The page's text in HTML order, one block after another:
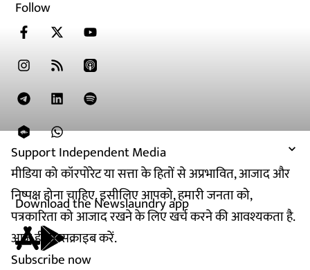
Support Independent Media
मीडिया को कॉरपोरेट या सत्ता के हितों से अप्रभावित, आजाद और
निष्पक्ष होना चाहिए. इसीलिए आपको, हमारी जनता को,
पत्रकारिता को आजाद रखने के लिए खर्च करने की आवश्यकता है.
आज ही सब्सक्राइब करें.
Subscribe now
Follow
Download the Newslaundry app